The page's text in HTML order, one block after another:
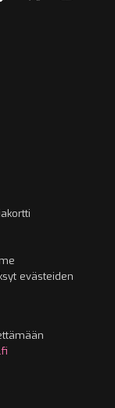
evästeiden